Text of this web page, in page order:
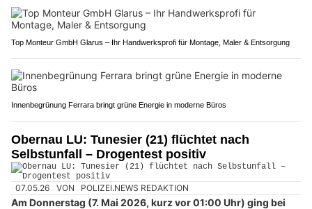
Top Monteur GmbH Glarus – Ihr Handwerksprofi für Montage, Maler & Entsorgung
Innenbegrünung Ferrara bringt grüne Energie in moderne Büros
Obernau LU: Tunesier (21) flüchtet nach
Selbstunfall – Drogentest positiv
07.05.26 VON POLIZEI.NEWS REDAKTION
Am Donnerstag (7. Mai 2026, kurz vor 01:00 Uhr) ging bei